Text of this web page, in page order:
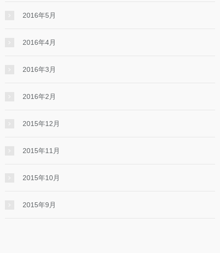
2016年5月
2016年4月
2016年3月
2016年2月
2015年12月
2015年11月
2015年10月
2015年9月